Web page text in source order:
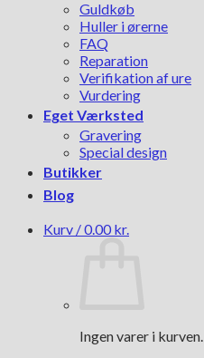
Guldkøb
Huller i ørerne
FAQ
Reparation
Verifikation af ure
Vurdering
Eget Værksted
Gravering
Special design
Butikker
Blog
Kurv /0.00 kr.
Ingen varer i kurven.